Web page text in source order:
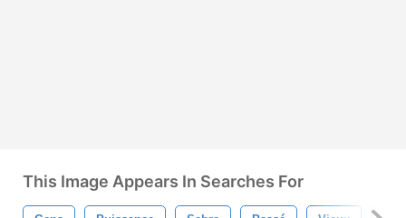
This Image Appears In Searches For